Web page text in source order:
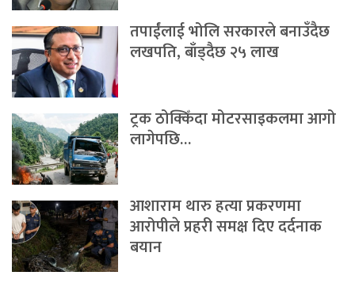
तपाईंलाई भोलि सरकारले बनाउँदैछ
लखपति, बाँड्दैछ २५ लाख
ट्रक ठोक्किँदा मोटरसाइकलमा आगो
लागेपछि…
आशाराम थारु हत्या प्रकरणमा
आरोपीले प्रहरी समक्ष दिए दर्दनाक
बयान